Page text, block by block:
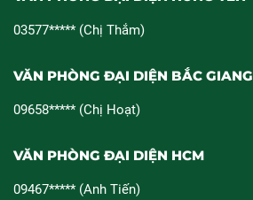
03577***** (Chị Thắm)
VĂN PHÒNG ĐẠI DIỆN BẮC GIANG
09658***** (Chị Hoạt)
VĂN PHÒNG ĐẠI DIỆN HCM
09467***** (Anh Tiến)